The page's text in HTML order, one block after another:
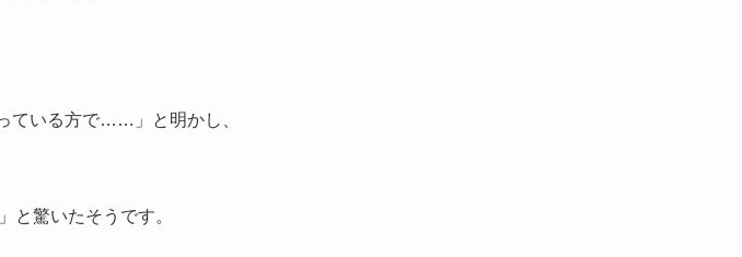
ている方で……」と明かし、
驚いたそうです。